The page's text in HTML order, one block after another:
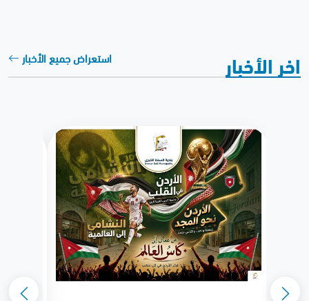
اخر الأخبار استعراض جميع الأخبار